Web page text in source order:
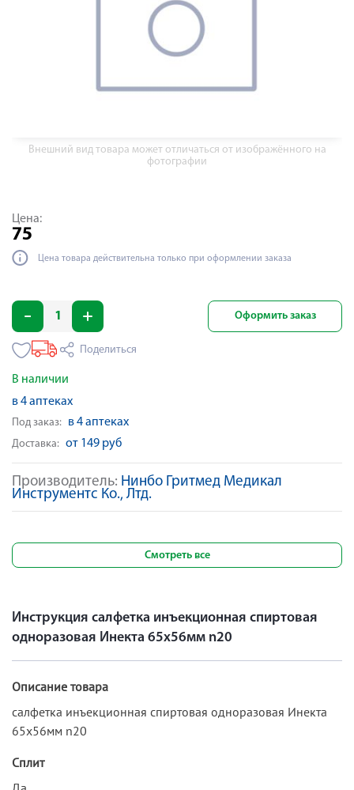
Внешний вид товара может отличаться от изображённого на
фотографии
Производитель: Нинбо Гритмед Медикал
Инструментс Ко., Лтд.
Цена:
75
Цена товара действительна только при оформлении заказа
Оформить заказ
Поделиться
В наличии
в 4 аптеках
Под заказ: в 4 аптеках
Доставка: от 149 руб
Смотреть все
Инструкция салфетка инъекционная спиртовая
одноразовая Инекта 65х56мм n20
Описание товара
салфетка инъекционная спиртовая одноразовая Инекта
65х56мм n20
Сплит